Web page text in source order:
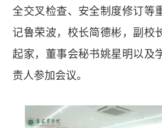
全交叉检查、安全制度修订等
记鲁荣波，校长简德彬，副校
起家，董事会秘书姚星明以及
责人参加会议。